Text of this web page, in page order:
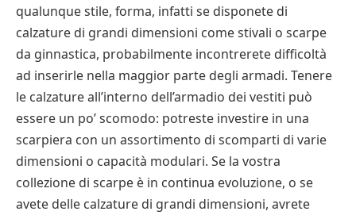
qualunque stile, forma, infatti se disponete di
calzature di grandi dimensioni come stivali o scarpe
da ginnastica, probabilmente incontrerete difficoltà
ad inserirle nella maggior parte degli armadi. Tenere
le calzature all’interno dell’armadio dei vestiti può
essere un po’ scomodo: potreste investire in una
scarpiera con un assortimento di scomparti di varie
dimensioni o capacità modulari. Se la vostra
collezione di scarpe è in continua evoluzione, o se
avete delle calzature di grandi dimensioni, avrete